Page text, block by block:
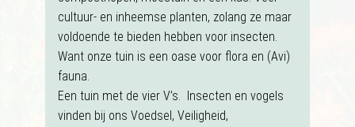
cultuur- en inheemse planten, zolang ze maar
voldoende te bieden hebben voor insecten.
Want onze tuin is een oase voor flora en (Avi)
fauna.
Een tuin met de vier V’s. Insecten en vogels
vinden bij ons Voedsel, Veiligheid,